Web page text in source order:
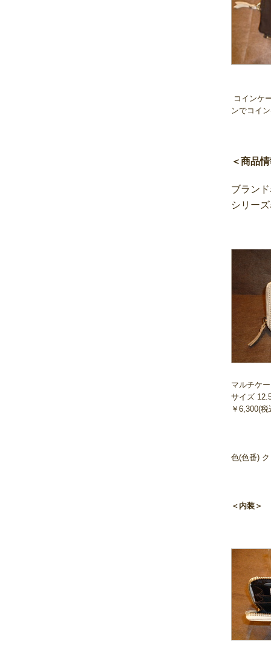
コインケ
ンでコイ
＜商品
ブラン
シリー
マルチケ
サイズ
￥6,300(税
色(色番)
＜内装＞